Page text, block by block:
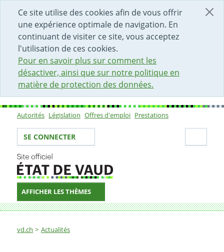
Ce site utilise des cookies afin de vous offrir
une expérience optimale de navigation. En
continuant de visiter ce site, vous acceptez
l'utilisation de ces cookies.
Pour en savoir plus sur comment les
désactiver, ainsi que sur notre politique en
matière de protection des données.
DÉBUT DU CONTENU DE LA PAGE
ACCÈS AU CHAMP DE RECHERCHE
PAGE D'ACCUEIL
FORMULAIRE DE CONTACT
Sous-navigation
Autorités Législation Offres d'emploi Prestations
Votre identité
SE CONNECTER
AFFICHER LES THÈMES
Fil d'Ariane
vd.ch Actualités
Pas de Grand Conseil l'après-midi du mercredi 4